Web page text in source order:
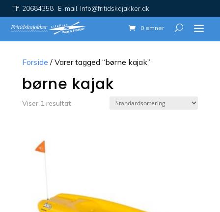
Tlf. 20684358 E-mail. Info@fritidskajakker.dk
0 emner
Forside / Varer tagged “børne kajak”
børne kajak
Viser 1 resultat